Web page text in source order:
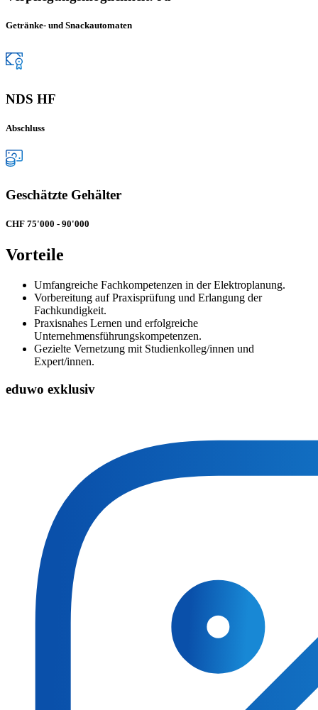
Getränke- und Snackautomaten
NDS HF
Abschluss
Geschätzte Gehälter
CHF 75'000 - 90'000
Vorteile
Umfangreiche Fachkompetenzen in der Elektroplanung.
Vorbereitung auf Praxisprüfung und Erlangung der
Fachkundigkeit.
Praxisnahes Lernen und erfolgreiche
Unternehmensführungskompetenzen.
Gezielte Vernetzung mit Studienkolleg/innen und
Expert/innen.
eduwo exklusiv